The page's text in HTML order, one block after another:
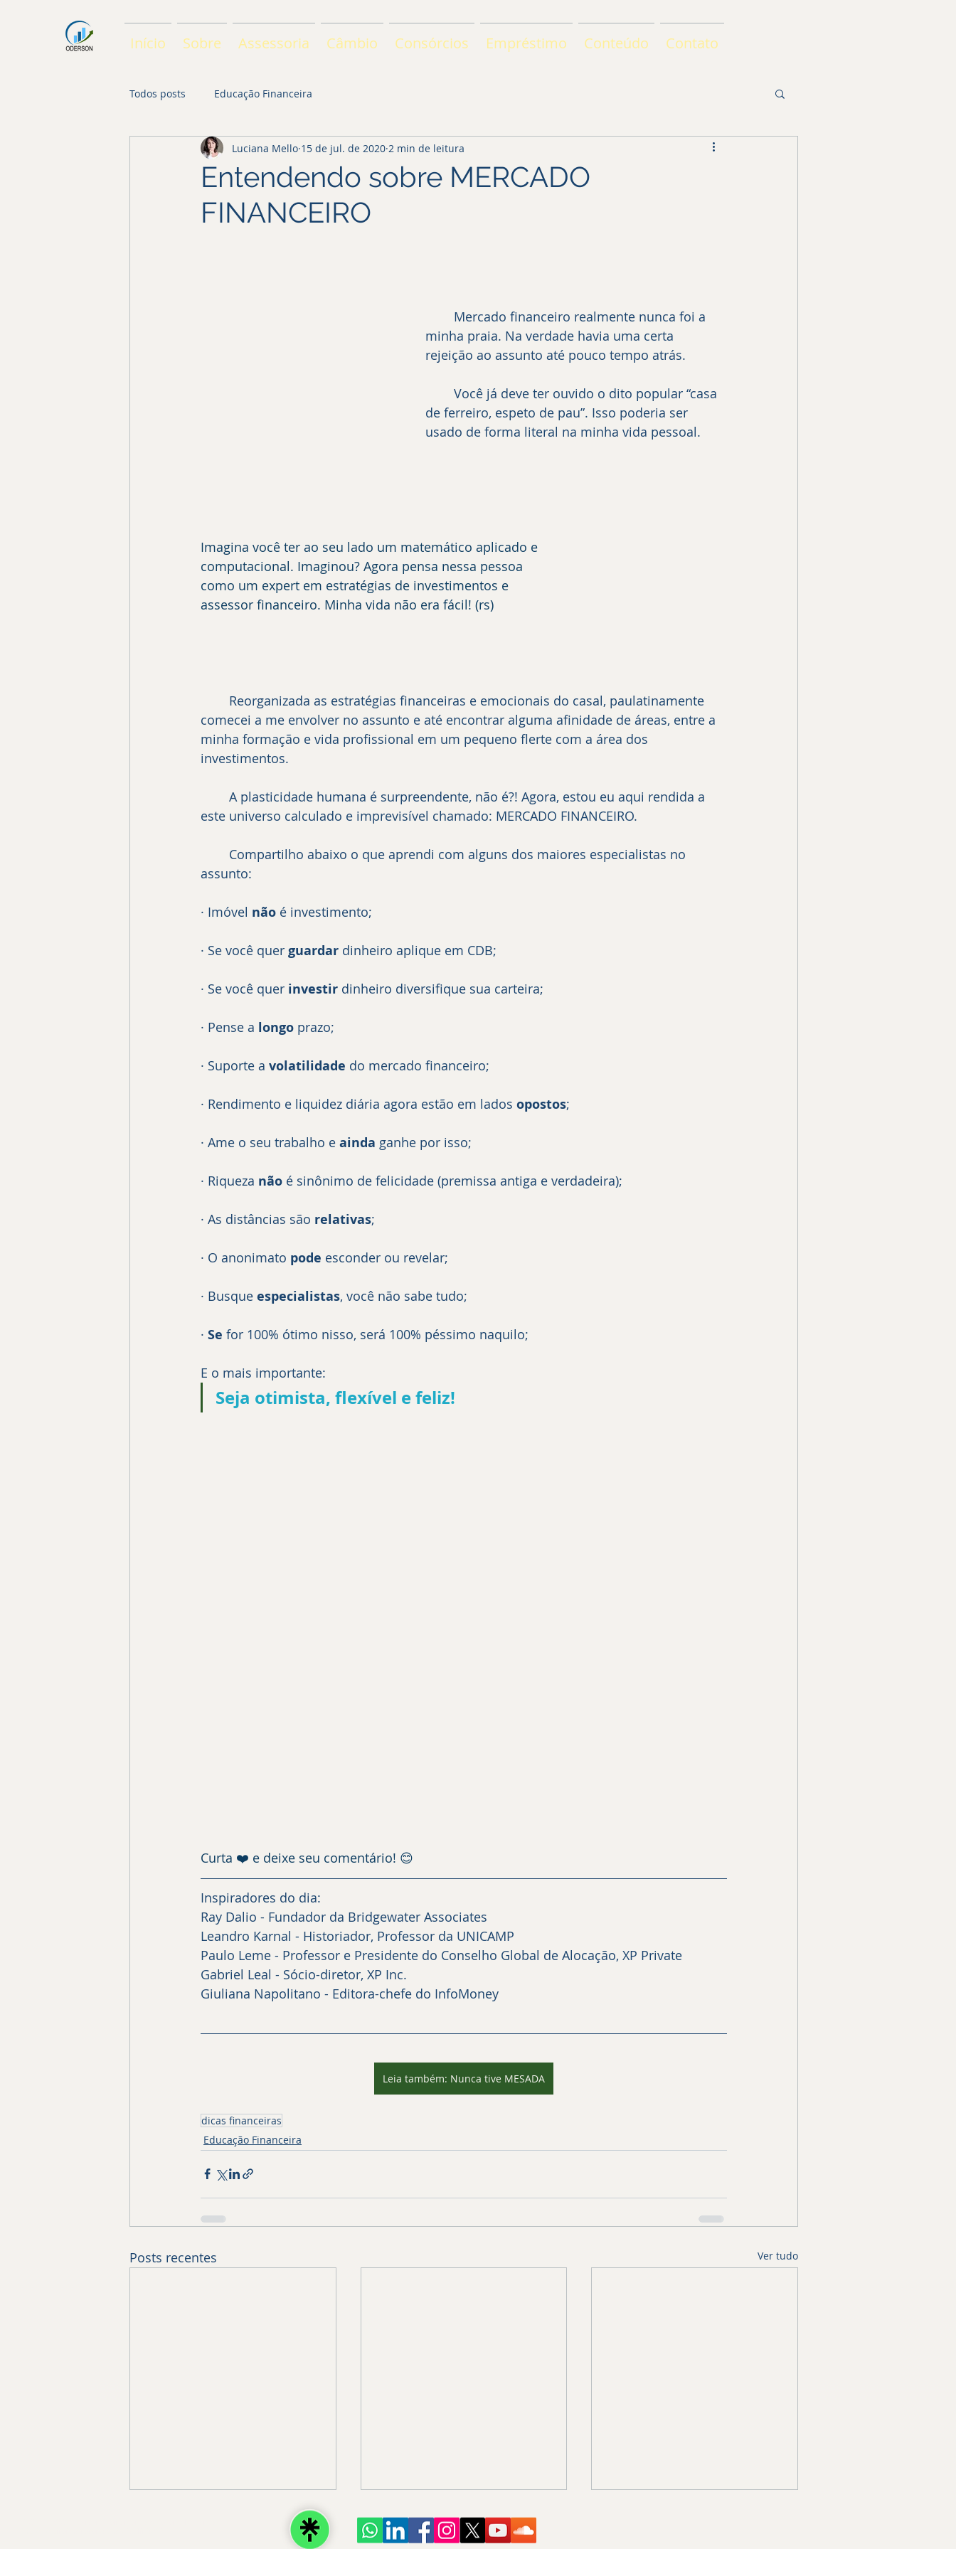
Início Sobre Assessoria Câmbio Consórcios Empréstimo Conteúdo Contato
Todos posts Educação Financeira
Entendendo sobre MERCADO
FINANCEIRO
Luciana Mello 15 de jul. de 2020 2 min de leitura
minha praia. Na verdade havia uma certa
rejeição ao assunto até pouco tempo atrás.
de ferreiro, espeto de pau”. Isso poderia ser
usado de forma literal na minha vida pessoal.
Imagina você ter ao seu lado um matemático aplicado e
computacional. Imaginou? Agora pensa nessa pessoa
como um expert em estratégias de investimentos e
assessor financeiro. Minha vida não era fácil! (rs)
comecei a me envolver no assunto e até encontrar alguma afinidade de áreas, entre a
minha formação e vida profissional em um pequeno flerte com a área dos
investimentos.
assunto:
· Imóvel não é investimento;
· Se você quer guardar dinheiro aplique em CDB;
· Se você quer investir dinheiro diversifique sua carteira;
· Pense a longo prazo;
· Suporte a volatilidade do mercado financeiro;
· Rendimento e liquidez diária agora estão em lados opostos;
· Ame o seu trabalho e ainda ganhe por isso;
· Riqueza não é sinônimo de felicidade (premissa antiga e verdadeira);
· As distâncias são relativas;
· O anonimato pode esconder ou revelar;
· Busque especialistas, você não sabe tudo;
· Se for 100% ótimo nisso, será 100% péssimo naquilo;
E o mais importante:
Seja otimista, flexível e feliz!
Curta ❤️ e deixe seu comentário! 😊
Inspiradores do dia:
Ray Dalio - Fundador da Bridgewater Associates
Leandro Karnal - Historiador, Professor da UNICAMP
Paulo Leme - Professor e Presidente do Conselho Global de Alocação, XP Private
Gabriel Leal - Sócio-diretor, XP Inc.
Giuliana Napolitano - Editora-chefe do InfoMoney
Leia também: Nunca tive MESADA
dicas financeiras
Educação Financeira
Posts recentes Ver tudo